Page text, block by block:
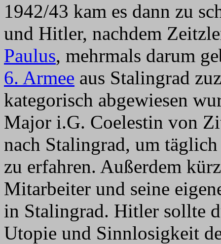
1942/43 kam es dann zu
und Hitler, nachdem
Paulus, mehrmals darum
6. Armee aus Stalingrad
kategorisch abgewiesen
Major i.G. Coelestin von
nach Stalingrad, um
zu erfahren. Außerdem
Mitarbeiter und seine
in Stalingrad. Hitler sollte
Utopie und Sinnlosigkeit